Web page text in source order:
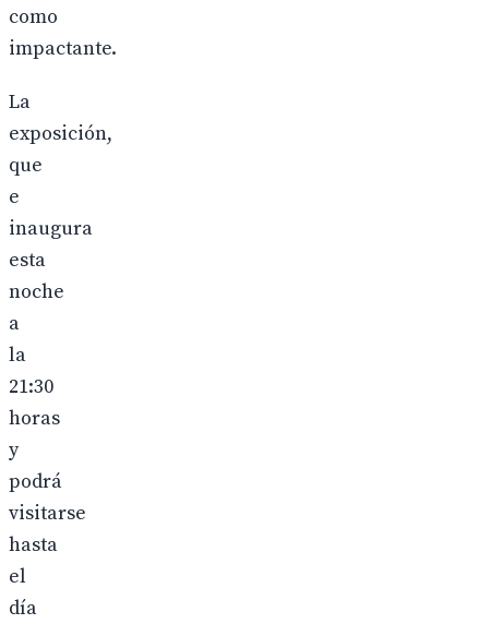
como
impactante.
La
exposición,
que
e
inaugura
esta
noche
a
la
21:30
horas
y
podrá
visitarse
hasta
el
día